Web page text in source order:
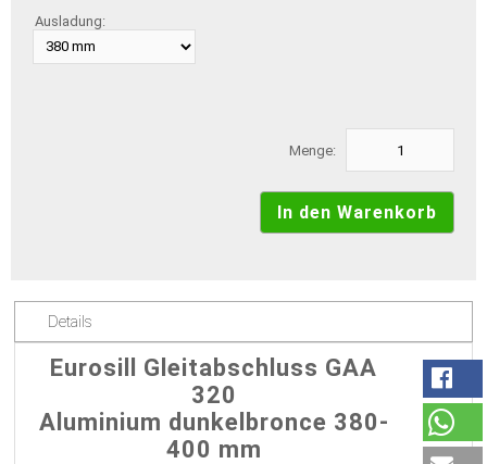
Ausladung:
Menge:
Details
Eurosill Gleitabschluss GAA
320
Aluminium dunkelbronce 380-
400 mm